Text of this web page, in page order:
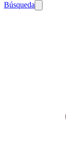
Búsqueda